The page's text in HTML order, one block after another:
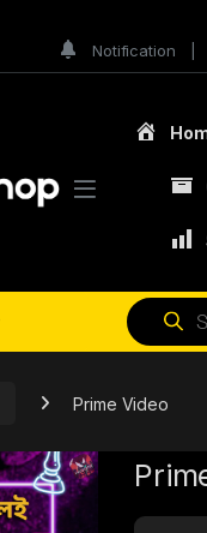
Notification
Prime Video